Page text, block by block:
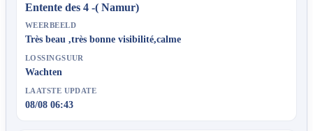
Entente des 4 -( Namur)
WEERBEELD
Très beau ,très bonne visibilité,calme
LOSSINGSUUR
Wachten
LAATSTE UPDATE
08/08 06:43